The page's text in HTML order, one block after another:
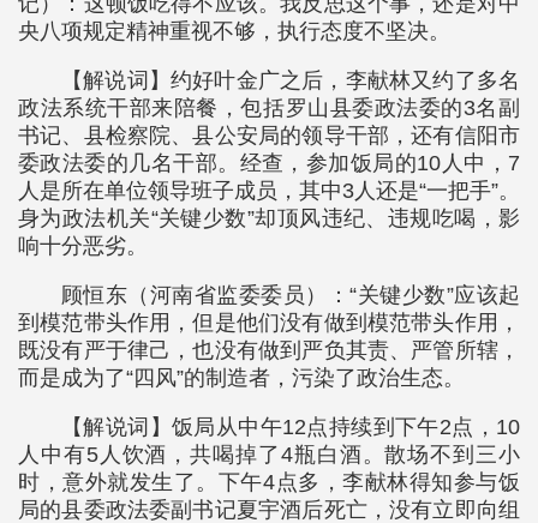
央八项规定精神重视不够，执行态度不坚决。
【解说词】约好叶金广之后，李献林又约了多名
政法系统干部来陪餐，包括罗山县委政法委的3名副
书记、县检察院、县公安局的领导干部，还有信阳市
委政法委的几名干部。经查，参加饭局的10人中，7
人是所在单位领导班子成员，其中3人还是“一把手”。
身为政法机关“关键少数”却顶风违纪、违规吃喝，影
响十分恶劣。
顾恒东（河南省监委委员）：“关键少数”应该起
到模范带头作用，但是他们没有做到模范带头作用，
既没有严于律己，也没有做到严负其责、严管所辖，
而是成为了“四风”的制造者，污染了政治生态。
【解说词】饭局从中午12点持续到下午2点，10
人中有5人饮酒，共喝掉了4瓶白酒。散场不到三小
时，意外就发生了。下午4点多，李献林得知参与饭
局的县委政法委副书记夏宇酒后死亡，没有立即向组